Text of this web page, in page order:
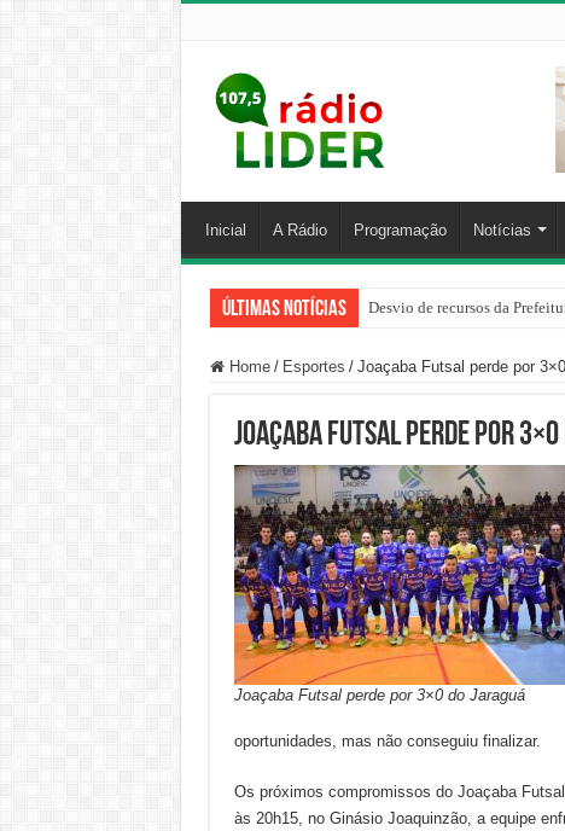
Inicial A Rádio Programação Notícias
Últimas Notícias Desvio de recursos da
Home / Esportes / Joaçaba Futsal perde por
Joaçaba Futsal perde por 3×0
Joaçaba Futsal perde por 3×0 do Jaraguá
oportunidades, mas não conseguiu finalizar.
Os próximos compromissos do Joaçaba
às 20h15, no Ginásio Joaquinzão, a equipe